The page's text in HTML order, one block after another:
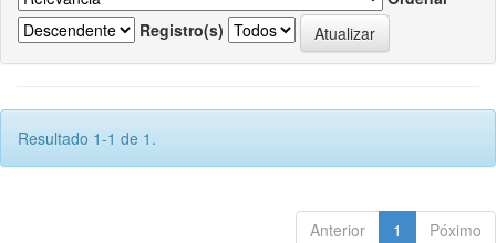
Registro(s)
Resultado 1-1 de 1.
Anterior 1 Póximo